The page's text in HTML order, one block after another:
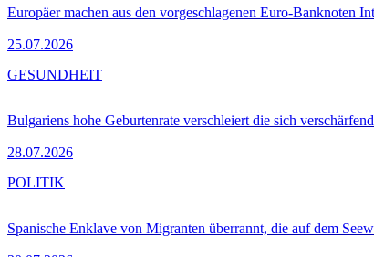
Europäer machen aus den vorgeschlagenen Euro-Banknoten
25.07.2026
Bulgariens hohe Geburtenrate verschleiert die sich
28.07.2026
GESUNDHEIT
Spanische Enklave von Migranten überrannt, die auf dem
POLITIK